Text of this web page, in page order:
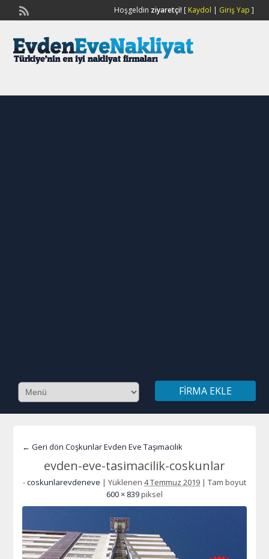
Hoşgeldin ziyaretçi![ Kaydol | Giriş Yap ]
FIRMA EKLE
← Geri dön Coşkunlar Evden Eve Taşımacılık
evden-eve-tasimacilik-coskunlar
-coskunlarevdeneve | Yüklenen 4 Temmuz 2019 | Tam boyut
600 × 839piksel